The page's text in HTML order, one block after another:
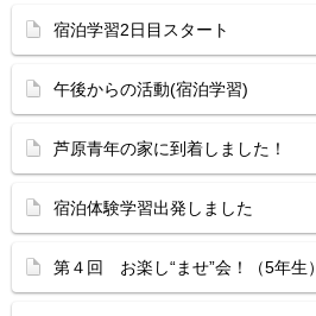
宿泊学習2日目スタート
午後からの活動(宿泊学習)
芦原青年の家に到着しました！
宿泊体験学習出発しました
第４回 お楽し“ませ”会！（5年生）